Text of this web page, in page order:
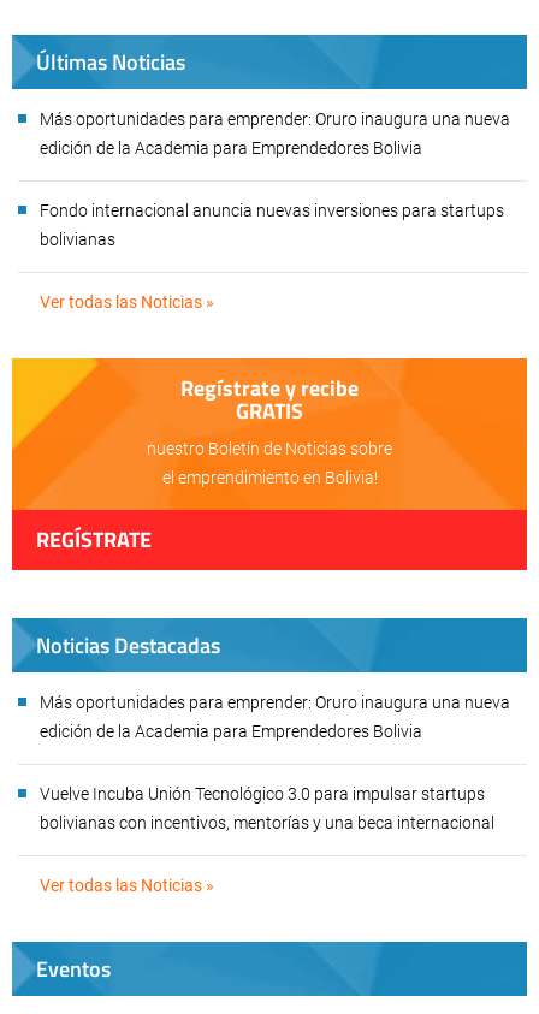
Últimas Noticias
Más oportunidades para emprender: Oruro inaugura una nueva
edición de la Academia para Emprendedores Bolivia
Fondo internacional anuncia nuevas inversiones para startups
bolivianas
Ver todas las Noticias »
Regístrate y recibe
GRATIS
nuestro Boletín de Noticias sobre
el emprendimiento en Bolivia!
REGÍSTRATE
Noticias Destacadas
Más oportunidades para emprender: Oruro inaugura una nueva
edición de la Academia para Emprendedores Bolivia
Vuelve Incuba Unión Tecnológico 3.0 para impulsar startups
bolivianas con incentivos, mentorías y una beca internacional
Ver todas las Noticias »
Eventos